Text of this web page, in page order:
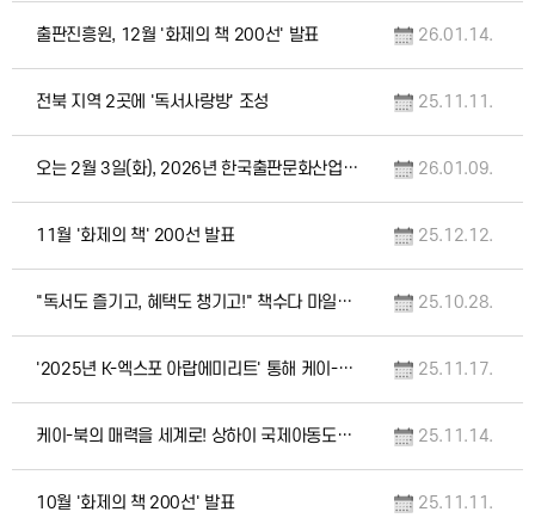
출판진흥원, 12월 '화제의 책 200선' 발표 26.01.14.
전북 지역 2곳에 '독서사랑방' 조성 25.11.11.
오는 2월 3일(화), 2026년 한국출판문화산업진흥원 사업설명회 개최 26.01.09.
11월 '화제의 책' 200선 발표 25.12.12.
"독서도 즐기고, 혜택도 챙기고!" 책수다 마일리지 운영 25.10.28.
'2025년 K-엑스포 아랍에미리트' 통해 케이-북 중동 출판시장 진출 지원 25.11.17.
케이-북의 매력을 세계로! 상하이 국제아동도서전 수출상담관 운영 25.11.14.
10월 '화제의 책 200선' 발표 25.11.11.